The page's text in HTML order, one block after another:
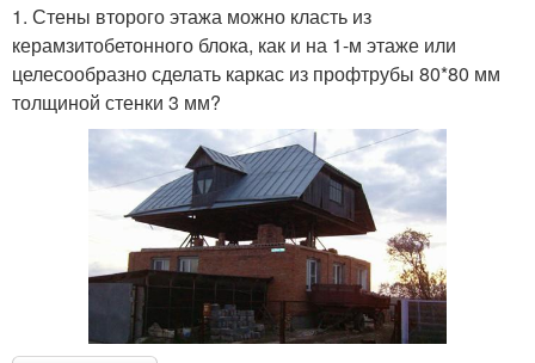
1. Стены второго этажа можно класть из
керамзитобетонного блока, как и на 1-м этаже или
целесообразно сделать каркас из профтрубы 80*80 мм
толщиной стенки 3 мм?